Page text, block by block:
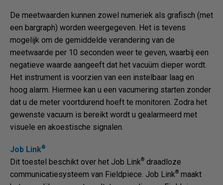
De meetwaarden kunnen zowel numeriek als grafisch (met
een bargraph) worden weergegeven. Het is tevens
mogelijk om de gemiddelde verandering van de
meetwaarde per 10 seconden weer te geven, waarbij een
negatieve waarde aangeeft dat het vacuüm dieper wordt.
Het instrument is voorzien van een instelbaar laag en
hoog alarm. Hiermee kan u een vacumering starten zonder
dat u de meter voortdurend hoeft te monitoren. Zodra het
gewenste vacuum is bereikt wordt u gealarmeerd met
visuele en akoestische signalen.
Job Link®
Dit toestel beschikt over het Job Link® draadloze
communicatiesysteem van Fieldpiece. Job Link® maakt